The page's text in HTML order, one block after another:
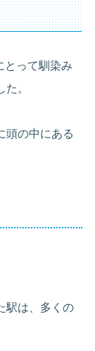
とって馴染み
。
頭の中にある
駅は、多くの